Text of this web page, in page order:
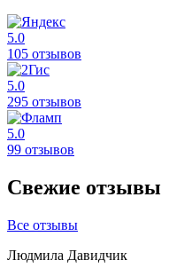
5.0
105 отзывов
5.0
295 отзывов
5.0
99 отзывов
Свежие отзывы
Все отзывы
Людмила Давидчик